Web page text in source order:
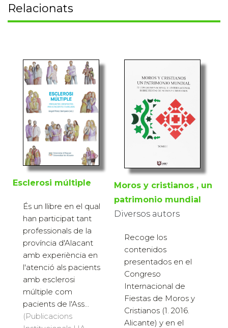
Relacionats
Esclerosi múltiple
És un llibre en el qual
han participat tant
professionals de la
província d'Alacant
amb experiència en
l'atenció als pacients
amb esclerosi
múltiple com
pacients de l'Ass...
(Publicacions
Moros y cristianos , un
patrimonio mundial
Diversos autors
Recoge los
contenidos
presentados en el
Congreso
Internacional de
Fiestas de Moros y
Cristianos (1. 2016.
Alicante) y en el